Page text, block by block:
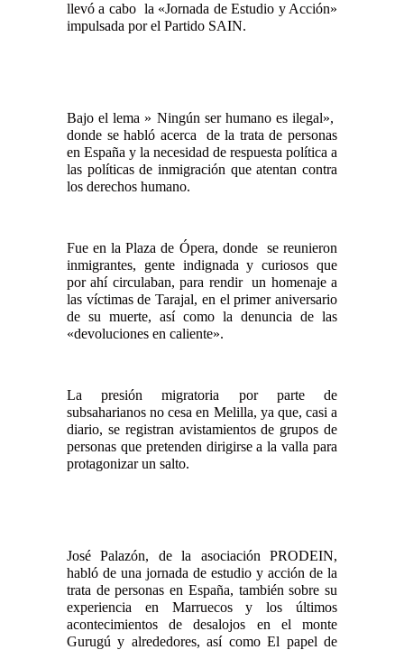
llevó a cabo la «Jornada de Estudio y Acción»
impulsada por el Partido SAIN.
Bajo el lema » Ningún ser humano es ilegal»,
donde se habló acerca de la trata de personas
en España y la necesidad de respuesta política a
las políticas de inmigración que atentan contra
los derechos humano.
Fue en la Plaza de Ópera, donde se reunieron
inmigrantes, gente indignada y curiosos que
por ahí circulaban, para rendir un homenaje a
las víctimas de Tarajal, en el primer aniversario
de su muerte, así como la denuncia de las
«devoluciones en caliente».
La presión migratoria por parte de
subsaharianos no cesa en Melilla, ya que, casi a
diario, se registran avistamientos de grupos de
personas que pretenden dirigirse a la valla para
protagonizar un salto.
José Palazón, de la asociación PRODEIN,
habló de una jornada de estudio y acción de la
trata de personas en España, también sobre su
experiencia en Marruecos y los últimos
acontecimientos de desalojos en el monte
Gurugú y alrededores, así como El papel de